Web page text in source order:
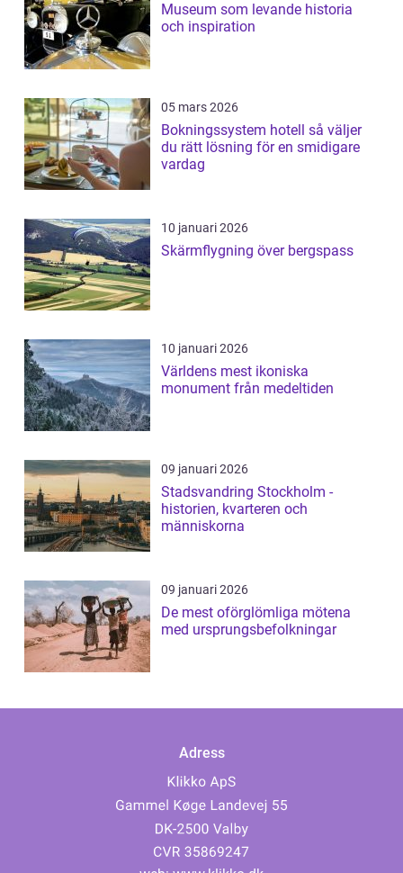
Museum som levande historia
och inspiration
05 mars 2026
Bokningssystem hotell så väljer
du rätt lösning för en smidigare
vardag
10 januari 2026
Skärmflygning över bergspass
10 januari 2026
Världens mest ikoniska
monument från medeltiden
09 januari 2026
Stadsvandring Stockholm -
historien, kvarteren och
människorna
09 januari 2026
De mest oförglömliga mötena
med ursprungsbefolkningar
Adress